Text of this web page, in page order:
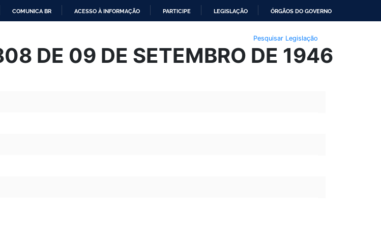
O
CONTEÚDO
COMUNICA BR ACESSO À INFORMAÇÃO PARTICIPE LEGISLAÇÃO ÓRGÃOS DO GOVERNO
Pesquisar Legislação
DE 09 DE SETEMBRO DE 1946